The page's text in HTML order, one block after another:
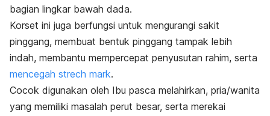
bagian lingkar bawah dada.
Korset ini juga berfungsi untuk mengurangi sakit
pinggang, membuat bentuk pinggang tampak lebih
indah, membantu mempercepat penyusutan rahim, serta
mencegah strech mark.
Cocok digunakan oleh Ibu pasca melahirkan, pria/wanita
yang memiliki masalah perut besar, serta merekai